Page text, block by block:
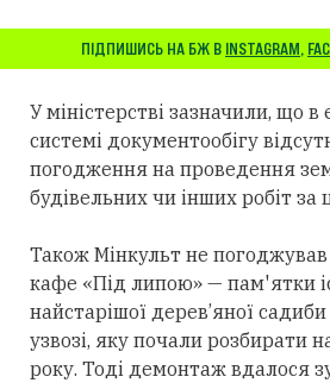
ПІДПИШИСЬ НА БЖ В INSTAGRAM,
У міністерстві зазначили, що в
системі документообігу
погодження на проведення
будівельних чи інших робіт за
Також Мінкульт не
кафе «Під липою» — пам'ятки
найстарішої дерев’яної
узвозі, яку почали розбирати
року. Тоді демонтаж вдалося